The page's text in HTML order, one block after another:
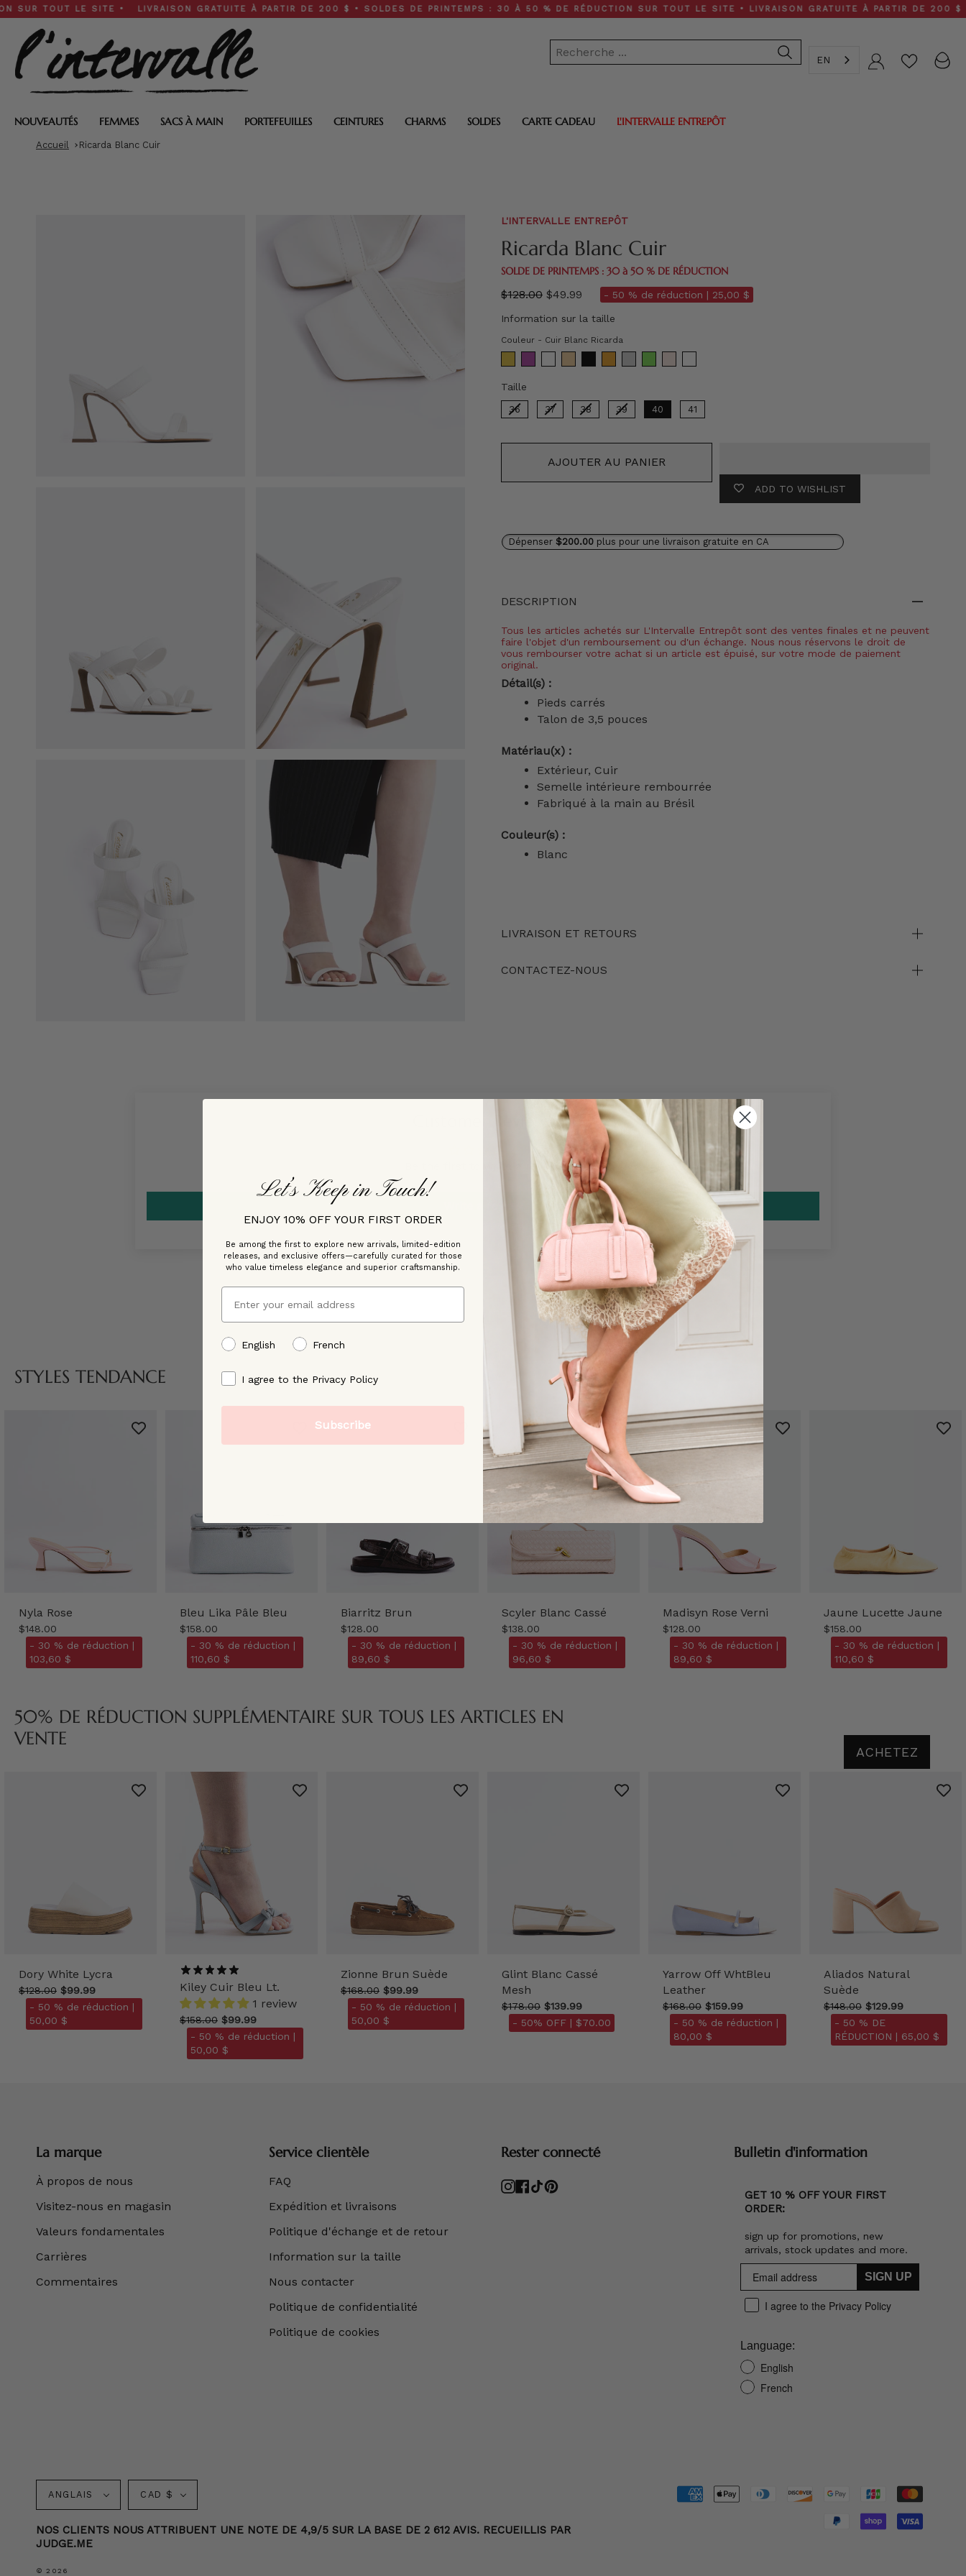
Skip
to
content
LE SITE • LIVRAISON GRATUITE À PARTIR DE 200 $ • SOLDES DE PRINTEMPS : 30 À 50 % DE RÉDUCTION SUR TOUT LE SITE • LIVRAISON GRATUITE À PARTIR DE 200 $
EN Compte
NOUVEAUTÉS FEMMES SACS À MAIN PORTEFEUILLES CEINTURES CHARMS SOLDES CARTE CADEAU L'INTERVALLE ENTREPÔT
Accueil Ricarda Blanc Cuir
L'INTERVALLE ENTREPÔT
Ricarda Blanc Cuir
SOLDE DE PRINTEMPS : 30 à 50 % DE RÉDUCTION
régulier
$128.00 $49.99 - 50 % de réduction | 25,00 $
Information sur la taille
Couleur - Cuir Blanc Ricarda
Taille
36 37 38 39 40 41
AJOUTER AU PANIER
ADD TO WISHLIST
Dépenser $200.00 plus pour une livraison gratuite en CA
DESCRIPTION
Tous les articles achetés sur L'Intervalle Entrepôt sont des ventes finales et ne peuvent
faire l'objet d'un remboursement ou d'un échange. Nous nous réservons le droit de
vous rembourser votre achat si un article est épuisé, sur votre mode de paiement
original.
Détail(s) :
Pieds carrés
Talon de 3,5 pouces
Matériau(x) :
Extérieur, Cuir
Semelle intérieure rembourrée
Fabriqué à la main au Brésil
Couleur(s) :
Blanc
LIVRAISON ET RETOURS
CONTACTEZ-NOUS
Customer Reviews
Be the first to write a review
STYLES TENDANCE
Nyla Rose
$148.00
- 30 % de réduction |
103,60 $
Bleu Lika Pâle Bleu
$158.00
- 30 % de réduction |
110,60 $
Biarritz Brun
$128.00
- 30 % de réduction |
89,60 $
Scyler Blanc Cassé
$138.00
- 30 % de réduction |
96,60 $
Madisyn Rose Verni
$128.00
- 30 % de réduction |
89,60 $
Jaune Lucette Jaune
$158.00
- 30 % de réduction |
110,60 $
50% DE RÉDUCTION SUPPLÉMENTAIRE SUR TOUS LES ARTICLES EN
VENTE
ACHETEZ
Dory White Lycra
$128.00 $99.99
- 50 % de réduction |
50,00 $
Kiley Cuir Bleu Lt.
1 review
$158.00 $99.99
- 50 % de réduction |
50,00 $
Zionne Brun Suède
$168.00 $99.99
- 50 % de réduction |
50,00 $
Glint Blanc Cassé
Mesh
$178.00 $139.99
- 50% OFF | $70.00
Yarrow Off WhtBleu
Leather
$168.00 $159.99
- 50 % de réduction |
80,00 $
Aliados Natural
Suède
$148.00 $129.99
- 50 % DE
RÉDUCTION | 65,00 $
La marque
À propos de nous
Visitez-nous en magasin
Valeurs fondamentales
Carrières
Commentaires
Service clientèle
FAQ
Expédition et livraisons
Politique d'échange et de retour
Information sur la taille
Nous contacter
Politique de confidentialité
Politique de cookies
Rester connecté
Instagram
Facebook
TikTokPinterest
Bulletin d'information
GET 10 % OFF YOUR FIRST
ORDER:
sign up for promotions, new
arrivals, stock updates and more.
SIGN UP
I agree to the Privacy Policy
Language:
English
French
Langue
ANGLAIS Monnaie
CAD $
NOS CLIENTS NOUS ATTRIBUENT UNE NOTE DE 4,9/5 SUR LA BASE DE 2 612 AVIS. RECUEILLIS PAR
JUDGE.ME
© 2026
Let’s Keep in Touch!
ENJOY 10% OFF YOUR FIRST ORDER
Be among the first to explore new arrivals, limited-edition
releases, and exclusive offers—carefully curated for those
who value timeless elegance and superior craftsmanship.
Email
preffered language
English French
By signing up, you agree to our [Privacy Policy]
I agree to the Privacy Policy
Subscribe